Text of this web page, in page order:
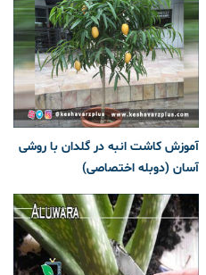
آموزش کاشت انبه در گلدان با روشی
آسان (دوبله اختصاصی)